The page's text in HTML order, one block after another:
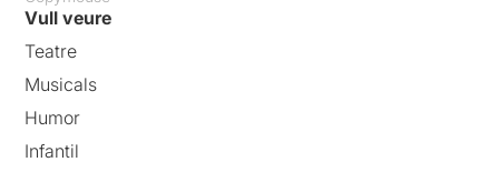
Vull veure
Teatre
Musicals
Humor
Infantil